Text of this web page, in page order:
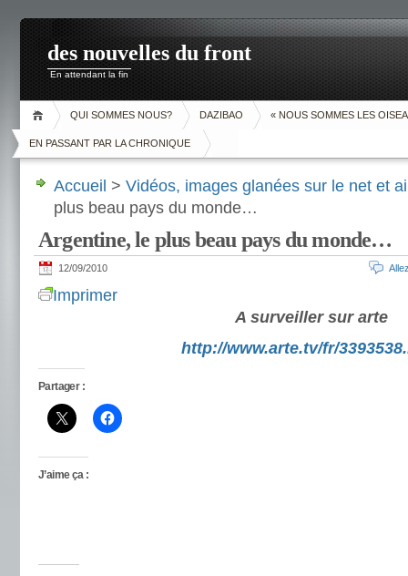
des nouvelles du front
En attendant la fin
QUI SOMMES NOUS? DAZIBAO « NOUS SOMMES LES
EN PASSANT PAR LA CHRONIQUE
Accueil > Vidéos, images glanées sur le net et
plus beau pays du monde…
Argentine, le plus beau pays du monde…
12/09/2010
Imprimer
A surveiller sur arte
http://www.arte.tv/fr/
Partager :
J’aime ça :